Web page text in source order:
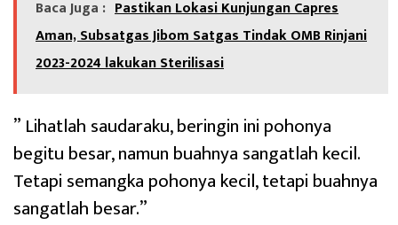
Baca Juga : Pastikan Lokasi Kunjungan Capres
Aman, Subsatgas Jibom Satgas Tindak OMB Rinjani
2023-2024 lakukan Sterilisasi
” Lihatlah saudaraku, beringin ini pohonya
begitu besar, namun buahnya sangatlah kecil.
Tetapi semangka pohonya kecil, tetapi buahnya
sangatlah besar.”